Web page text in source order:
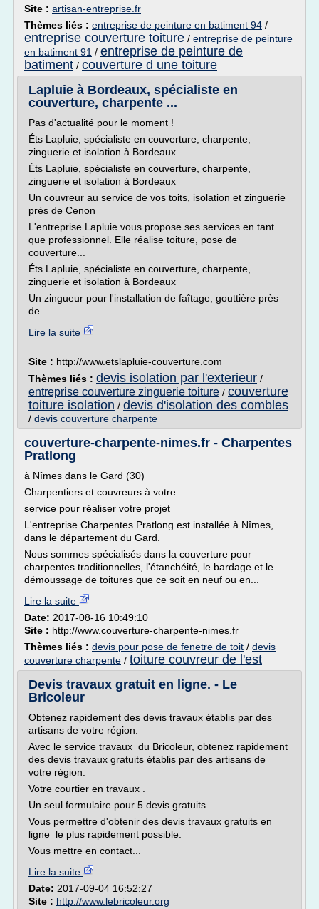
Site : artisan-entreprise.fr
Thèmes liés : entreprise de peinture en batiment 94 /
entreprise couverture toiture / entreprise de peinture
en batiment 91 / entreprise de peinture de
batiment / couverture d une toiture
Lapluie à Bordeaux, spécialiste en
couverture, charpente ...
Pas d'actualité pour le moment !
Éts Lapluie, spécialiste en couverture, charpente,
zinguerie et isolation à Bordeaux
Éts Lapluie, spécialiste en couverture, charpente,
zinguerie et isolation à Bordeaux
Un couvreur au service de vos toits, isolation et zinguerie
près de Cenon
L'entreprise Lapluie vous propose ses services en tant
que professionnel. Elle réalise toiture, pose de
couverture...
Éts Lapluie, spécialiste en couverture, charpente,
zinguerie et isolation à Bordeaux
Un zingueur pour l'installation de faîtage, gouttière près
de...
Lire la suite
Site : http://www.etslapluie-couverture.com
Thèmes liés : devis isolation par l'exterieur /
entreprise couverture zinguerie toiture / couverture
toiture isolation / devis d'isolation des combles
/ devis couverture charpente
couverture-charpente-nimes.fr - Charpentes
Pratlong
à Nîmes dans le Gard (30)
Charpentiers et couvreurs à votre
service pour réaliser votre projet
L'entreprise Charpentes Pratlong est installée à Nîmes,
dans le département du Gard.
Nous sommes spécialisés dans la couverture pour
charpentes traditionnelles, l'étanchéité, le bardage et le
démoussage de toitures que ce soit en neuf ou en...
Lire la suite
Date: 2017-08-16 10:49:10
Site : http://www.couverture-charpente-nimes.fr
Thèmes liés : devis pour pose de fenetre de toit / devis
couverture charpente / toiture couvreur de l'est
Devis travaux gratuit en ligne. - Le
Bricoleur
Obtenez rapidement des devis travaux établis par des
artisans de votre région.
Avec le service travaux du Bricoleur, obtenez rapidement
des devis travaux gratuits établis par des artisans de
votre région.
Votre courtier en travaux .
Un seul formulaire pour 5 devis gratuits.
Vous permettre d'obtenir des devis travaux gratuits en
ligne le plus rapidement possible.
Vous mettre en contact...
Lire la suite
Date: 2017-09-04 16:52:27
Site : http://www.lebricoleur.org